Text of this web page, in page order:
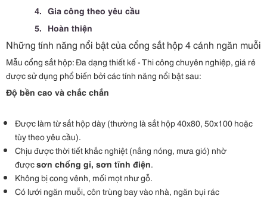
4. Gia công theo yêu cầu
5. Hoàn thiện
Những tính năng nổi bật của cổng sắt hộp 4 cánh ngăn muỗi
Mẫu cổng sắt hộp: Đa dạng thiết kế - Thi công chuyên nghiệp, giá rẻ
được sử dụng phổ biến bởi các tính năng nổi bật sau:
Độ bền cao và chắc chắn
Được làm từ sắt hộp dày (thường là sắt hộp 40x80, 50x100 hoặc
tùy theo yêu cầu).
Chịu được thời tiết khắc nghiệt (nắng nóng, mưa gió) nhờ
đượcsơn chống gỉ, sơn tĩnh điện.
Không bị cong vênh, mối mọt như gỗ.
Có lưới ngăn muỗi, côn trùng bay vào nhà, ngăn bụi rác